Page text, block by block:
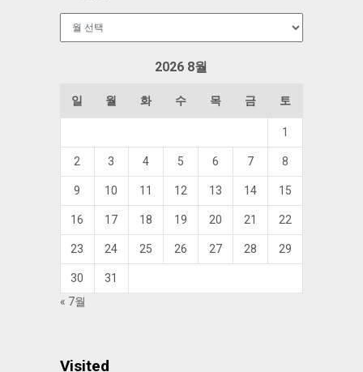
2026 8월
일 월 화 수 목 금 토
1
2 3 4 5 6 7 8
9 10 11 12 13 14 15
16 17 18 19 20 21 22
23 24 25 26 27 28 29
30
31
« 7월
Visited